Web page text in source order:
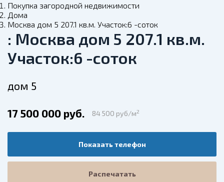
Покупка загородной недвижимости
Дома
Москва дом 5 207.1 кв.м. Участок:6 -соток
: Москва дом 5 207.1 кв.м.
Участок:6 -соток
дом 5
17 500 000 руб. 84 500 руб/м2
Показать телефон
Распечатать